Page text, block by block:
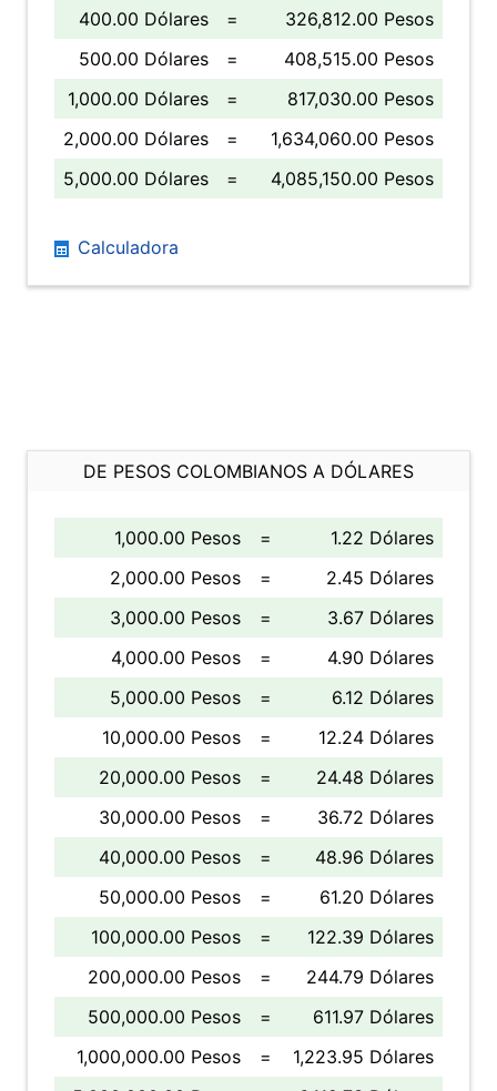
400.00 Dólares
=
326,812.00 Pesos
500.00 Dólares
=
408,515.00 Pesos
1,000.00 Dólares
=
817,030.00 Pesos
2,000.00 Dólares
=
1,634,060.00 Pesos
5,000.00 Dólares
= 4,085,150.00 Pesos
Calculadora
DE PESOS COLOMBIANOS A DÓLARES
1,000.00 Pesos =
1.22 Dólares
2,000.00 Pesos
=
2.45 Dólares
3,000.00 Pesos
=
3.67 Dólares
4,000.00 Pesos
=
4.90 Dólares
5,000.00 Pesos
=
6.12 Dólares
10,000.00 Pesos
=
12.24 Dólares
20,000.00 Pesos
=
24.48 Dólares
30,000.00 Pesos
=
36.72 Dólares
40,000.00 Pesos
=
48.96 Dólares
50,000.00 Pesos
=
61.20 Dólares
100,000.00 Pesos
=
122.39 Dólares
200,000.00 Pesos
=
244.79 Dólares
500,000.00 Pesos
=
611.97 Dólares
1,000,000.00 Pesos
=
1,223.95 Dólares